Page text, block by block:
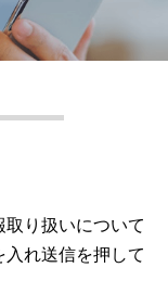
り扱いについて
れ送信を押して